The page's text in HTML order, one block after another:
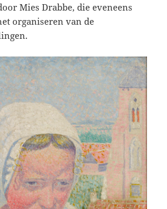
Mies Drabbe, die eveneens
organiseren van de